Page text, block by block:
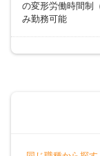
の変形労働時間制
み勤務可能